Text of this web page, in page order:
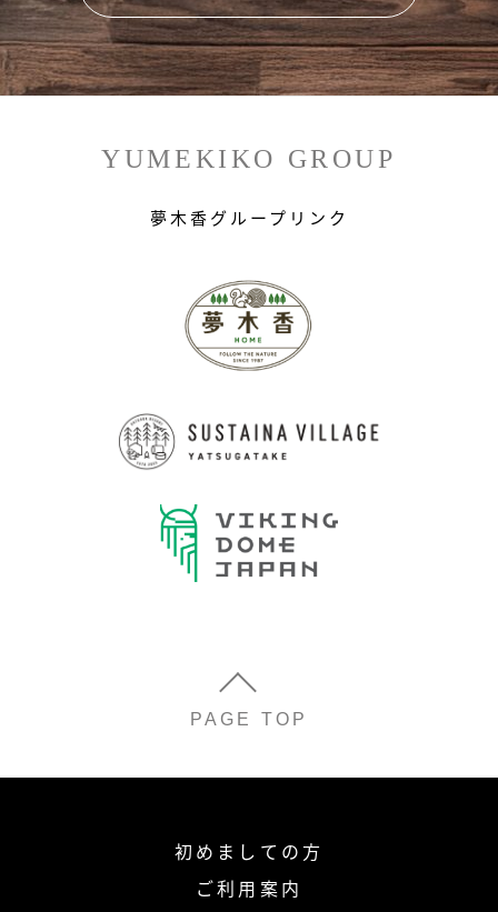
YUMEKIKO GROUP
夢木香グループリンク
PAGE TOP
初めましての方
ご利用案内